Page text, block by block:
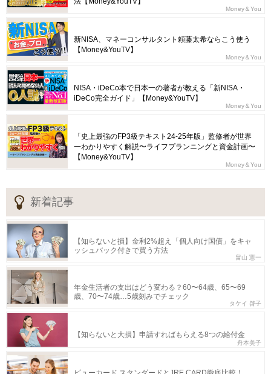
Money＆You
新NISA、マネーコンサルタント頼藤太希ならこう使う
【Money&YouTV】
Money＆You
NISA・iDeCo本で日本一の著者が教える「新NISA・
iDeCo完全ガイド」【Money&YouTV】
Money＆You
「史上最強のFP3級テキスト24-25年版」監修者が世界
一わかりやすく解説〜ライフプランニングと資金計画〜
【Money&YouTV】
Money＆You
新着記事
【知らないと損】金利2%超え「個人向け国債」をキャ
ッシュバック付きで買う方法
畠山 憲一
年金生活者の支出はどう変わる？60〜64歳、65〜69
歳、70〜74歳…5歳刻みでチェック
タケイ 啓子
【知らないと大損】申請すればもらえる8つの給付金
舟本美子